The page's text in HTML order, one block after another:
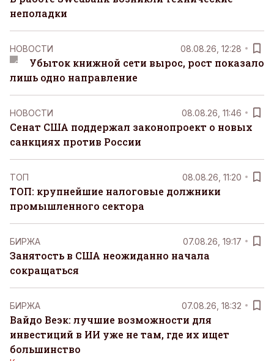
неполадки
НОВОСТИ 08.08.26, 12:28
Убыток книжной сети вырос, рост показало
лишь одно направление
НОВОСТИ 08.08.26, 11:46
Сенат США поддержал законопроект о новых
санкциях против России
ТОП 08.08.26, 11:20
ТОП: крупнейшие налоговые должники
промышленного сектора
БИРЖА 07.08.26, 19:17
Занятость в США неожиданно начала
сокращаться
БИРЖА 07.08.26, 18:32
Вайдо Веэк: лучшие возможности для
инвестиций в ИИ уже не там, где их ищет
большинство